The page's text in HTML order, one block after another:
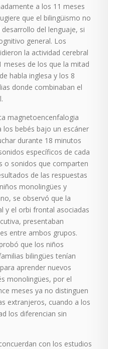
a los 11 meses
que el bilingüismo no
del lenguaje, si
general. Los
la actividad cerebral
meses de los que la mitad
habla inglesa y los 8
donde combinaban el
magnetoencenfalogia
los bebés bajo un escáner
durante 18 minutos
específicos de cada
o sonidos que comparten
de las respuestas
monolingües y
se observó que la
y el orbi frontal asociadas
presentaban
entre ambos grupos.
que los niños
bilingües tenían
aprender nuevos
monolingües, por el
meses ya no distinguen
extranjeros, cuando a los
los diferencian sin
con los estudios